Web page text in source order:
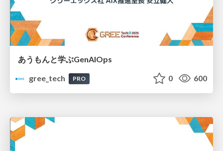
あうもんと学ぶGenAIOps
gree_tech
PRO 0 600